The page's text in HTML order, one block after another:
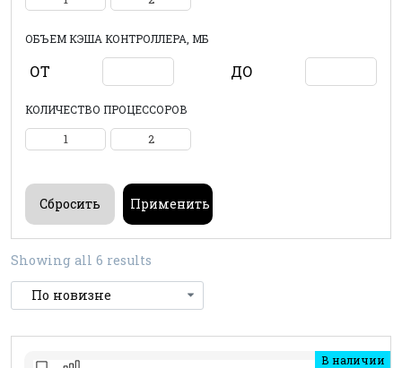
ОБЪЕМ КЭША КОНТРОЛЛЕРА, МБ
ОТ ДО
КОЛИЧЕСТВО ПРОЦЕССОРОВ
1 2
Showing all 6 results
В наличии